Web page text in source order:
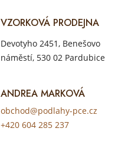
VZORKOVÁ PRODEJNA
Devotyho 2451, Benešovo
náměstí, 530 02 Pardubice
ANDREA MARKOVÁ
obchod@podlahy-pce.cz
+420 604 285 237